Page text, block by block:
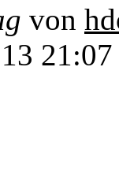
von
21:07